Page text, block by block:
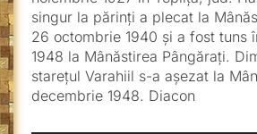
singur la părinţi a plecat la
26 octombrie 1940 şi a fost tuns
1948 la Mânăstirea Pângărați.
stareţul Varahiil s-a așezat la
decembrie 1948. Diacon